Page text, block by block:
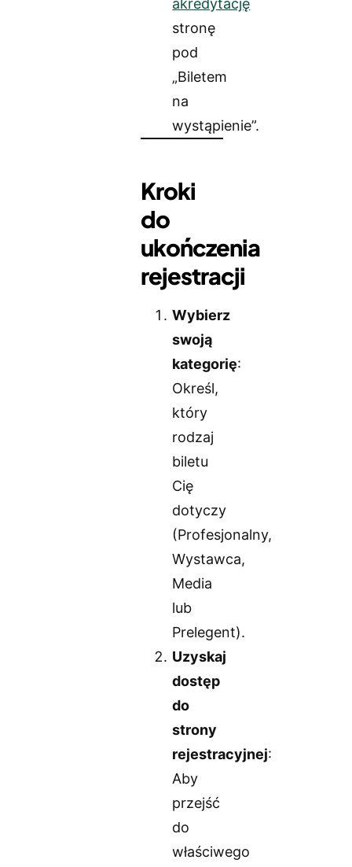
akredytację
stronę
pod
„Biletem
na
wystąpienie”.
Kroki
do
ukończenia
rejestracji
Wybierz
swoją
kategorię:
Określ,
który
rodzaj
biletu
Cię
dotyczy
(Profesjonalny,
Wystawca,
Media
lub
Prelegent).
Uzyskaj
dostęp
do
strony
rejestracyjnej:
Aby
przejść
do
właściwego